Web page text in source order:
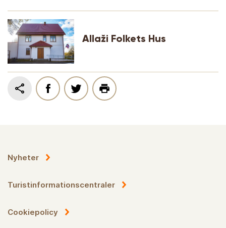
Allaži Folkets Hus
Nyheter
Turistinformationscentraler
Cookiepolicy